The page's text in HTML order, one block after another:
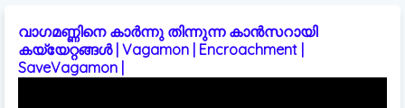
വാഗമണ്ണിനെ കാർന്നു തിന്നുന്ന കാൻസറായി
കയ്യേറ്റങ്ങൾ | Vagamon | Encroachment |
SaveVagamon |